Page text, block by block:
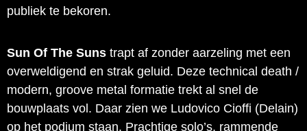
publiek te bekoren.
Sun Of The Suns trapt af zonder aarzeling met een
overweldigend en strak geluid. Deze technical death /
modern, groove metal formatie trekt al snel de
bouwplaats vol. Daar zien we Ludovico Cioffi (Delain)
op het podium staan. Prachtige solo’s, rammende